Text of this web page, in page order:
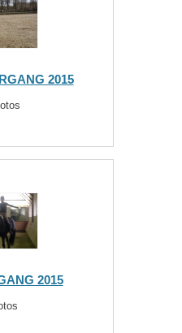
2015
2015